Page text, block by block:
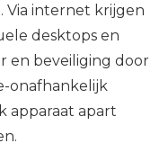
Via internet krijgen
desktops en
en beveiliging door
onafhankelijk
apparaat apart